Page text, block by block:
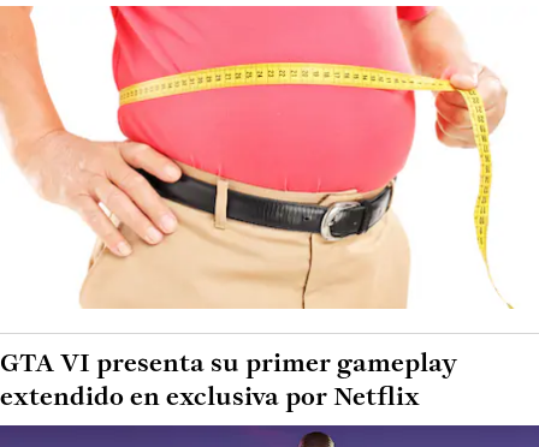
GTA VI presenta su primer gameplay
extendido en exclusiva por Netflix